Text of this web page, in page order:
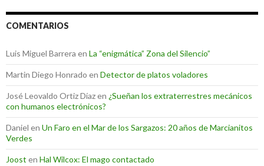
COMENTARIOS
Luis Miguel Barrera en La “enigmática” Zona del Silencio”
Martin Diego Honrado en Detector de platos voladores
José Leovaldo Ortiz Díazen ¿Sueñan los extraterrestres mecánicos
con humanos electrónicos?
Daniel en Un Faro en el Mar de los Sargazos: 20 años de Marcianitos
Verdes
Joost en Hal Wilcox: El mago contactado